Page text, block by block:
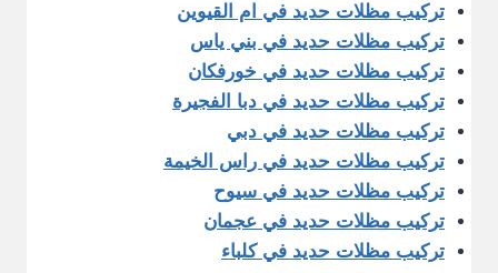
تركيب مظلات حديد في ام القيوين
تركيب مظلات حديد في بني ياس
تركيب مظلات حديد في خورفكان
تركيب مظلات حديد في دبا الفجيرة
تركيب مظلات حديد في دبي
تركيب مظلات حديد في راس الخيمة
تركيب مظلات حديد في سيوح
تركيب مظلات حديد في عجمان
تركيب مظلات حديد في كلباء